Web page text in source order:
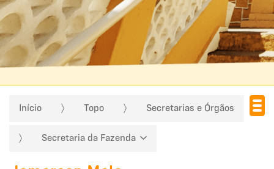
Início Topo Secretarias e Órgãos
Secretaria da Fazenda